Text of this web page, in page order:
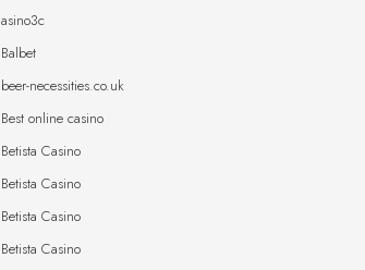
asino3c
Balbet
beer-necessities.co.uk
Best online casino
Betista Casino
Betista Casino
Betista Casino
Betista Casino